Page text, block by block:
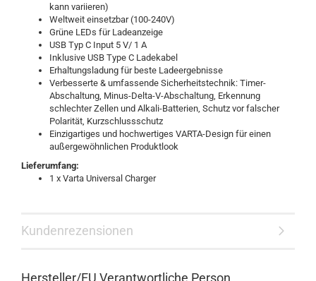
kann variieren)
Weltweit einsetzbar (100-240V)
Grüne LEDs für Ladeanzeige
USB Typ C Input 5 V/ 1 A
Inklusive USB Type C Ladekabel
Erhaltungsladung für beste Ladeergebnisse
Verbesserte & umfassende Sicherheitstechnik: Timer-
Abschaltung, Minus-Delta-V-Abschaltung, Erkennung
schlechter Zellen und Alkali-Batterien, Schutz vor falscher
Polarität, Kurzschlussschutz
Einzigartiges und hochwertiges VARTA-Design für einen
außergewöhnlichen Produktlook
Lieferumfang:
1 x Varta Universal Charger
Kundenrezensionen
Hersteller/EU Verantwortliche Person